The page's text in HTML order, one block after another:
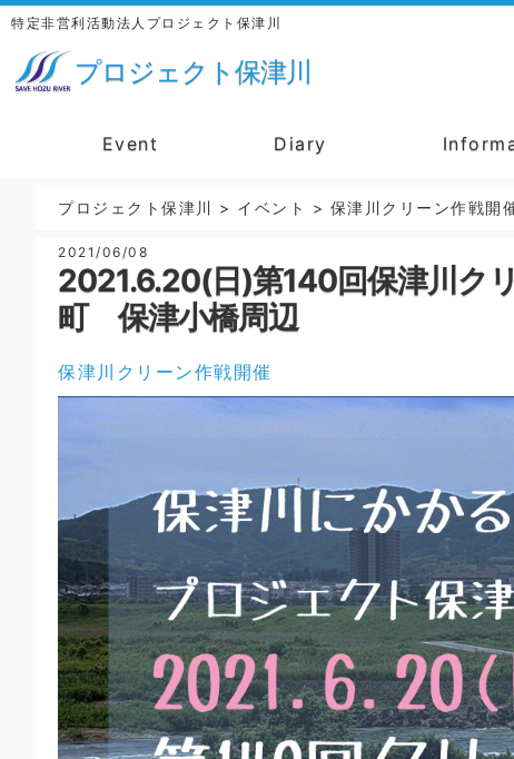
特定非営利活動法人プロジェクト保津川
プロジェクト保津川
Event Diary
プロジェクト保津川 > イベント > 保津川クリーン作戦開
2021/06/08
2021.6.20(日)第140回保津川ク
町 保津小橋周辺
保津川クリーン作戦開催